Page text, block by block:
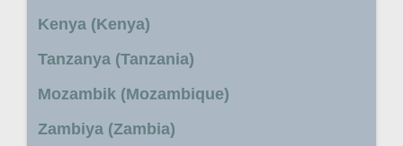
Kenya (Kenya)
Tanzanya (Tanzania)
Mozambik (Mozambique)
Zambiya (Zambia)